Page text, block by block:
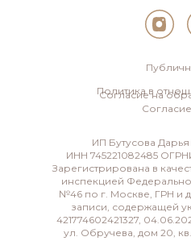
ИП Бутусова
ИНН 745221082485
Зарегистрирована в
инспекцией
№46 по г. Москве, ГРН и
записи, содержащей
421774602421327,
ул. Обручева, дом 20,
Согласие на
Политика в